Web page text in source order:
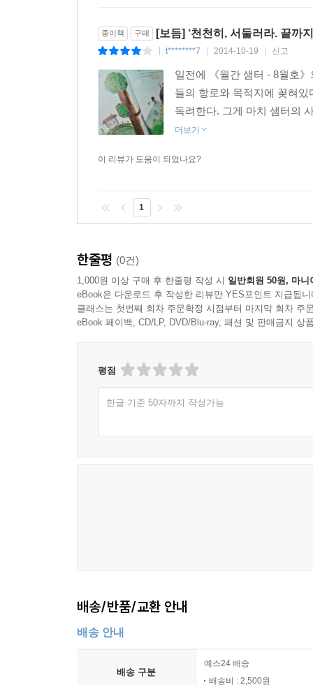
종이책 구매 [보듬] ‘천천히, 서둘러라. 끝까
t********7 2014-10-19 신고
일전에 《월간 샘터 - 8월호
들의 항로와 목적지에 꽂혀있
독려한다. 그게 마치 샘터의
더보기
이 리뷰가 도움이 되었나요?
1
한줄평 (0건)
1,000원 이상 구매 후 한줄평 작성 시 일반회원 50원, 마니
eBook은 다운로드 후 작성한 리뷰만 YES포인트 지급됩니
클래스는 첫번째 회차 주문확정 시점부터 마지막 회차 주
eBook 페이백, CD/LP, DVD/Blu-ray, 패션 및 판매금지 상
평점
한글 기준 50자까지 작성가능
배송/반품/교환 안내
배송 안내
배송 구분
예스24 배송
배송비 : 2,500원